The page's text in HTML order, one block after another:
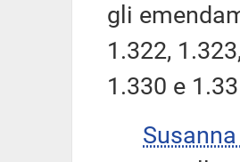
gli
1.322,
1.330 e